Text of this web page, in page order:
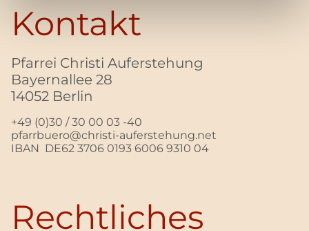
Kontakt
Pfarrei Christi Auferstehung
Bayernallee 28
14052 Berlin
+49 (0)30 / 30 00 03 -40
pfarrbuero@christi-auferstehung.net
IBAN DE62 3706 0193 6006 9310 04
Rechtliches